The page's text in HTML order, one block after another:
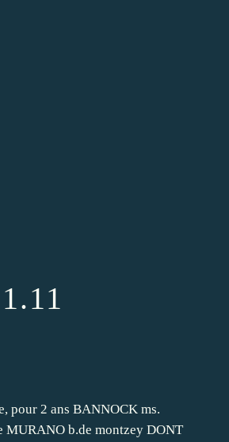
pour 2 ans BANNOCK ms.
MURANO b.de montzey DONT